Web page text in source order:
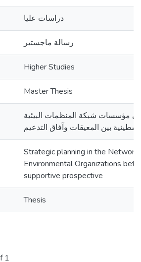
دراسات عليا
رسالة ماجستير
Higher Studies
Master Thesis
مؤسسات شبكة المنظمات البيئية
Strategic planning in the
Environmental Organizations
supportive prospective
Thesis
1